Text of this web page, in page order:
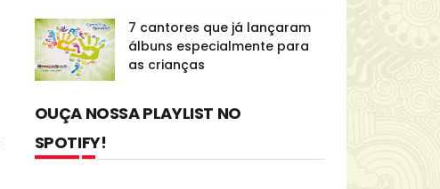
7 cantores que já lançaram
álbuns especialmente para
as crianças
OUÇA NOSSA PLAYLIST NO
SPOTIFY!